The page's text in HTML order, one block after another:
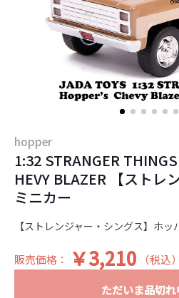
hopper
1:32 STRANGER
HEVY BLAZER 【ストレ
ミニカー
【ストレンジャー・シングス】ホッ
販売価格： ￥3,210 （税込）
ただいま品切れ